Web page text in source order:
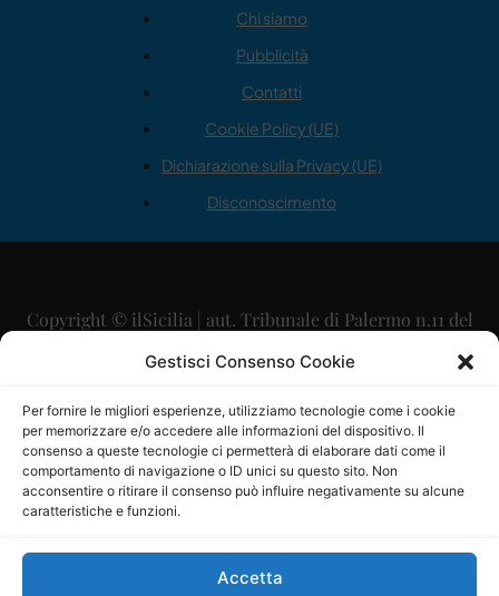
Gestisci Consenso Cookie
Per fornire le migliori esperienze, utilizziamo tecnologie come i cookie
per memorizzare e/o accedere alle informazioni del dispositivo. Il
consenso a queste tecnologie ci permetterà di elaborare dati come il
comportamento di navigazione o ID unici su questo sito. Non
acconsentire o ritirare il consenso può influire negativamente su alcune
caratteristiche e funzioni.
Accetta
Chi siamo
Pubblicità
Contatti
Cookie Policy (UE)
Dichiarazione sulla Privacy (UE)
Disconoscimento
Copyright © ilSicilia | aut. Tribunale di Palermo n.11 del
29/09/2015
Direttore Editoriale: Maurizio Scaglione
Direttore Responsabile: Maria Calabrese
P.IVA: 06334930820